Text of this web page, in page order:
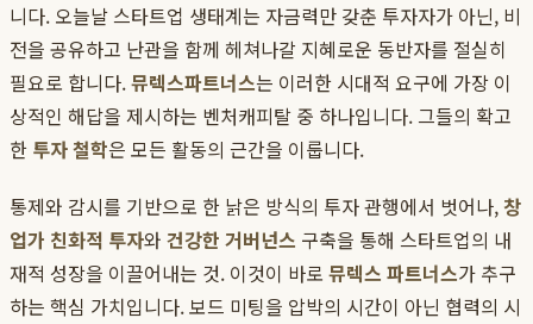
니다. 오늘날 스타트업 생태계는 자금력만 갖춘 투자자가 아닌, 비
전을 공유하고 난관을 함께 헤쳐나갈 지혜로운 동반자를 절실히
필요로 합니다.뮤렉스파트너스는 이러한 시대적 요구에 가장 이
상적인 해답을 제시하는 벤처캐피탈 중 하나입니다. 그들의 확고
한 투자 철학은 모든 활동의 근간을 이룹니다.
통제와 감시를 기반으로 한 낡은 방식의 투자 관행에서 벗어나, 창
업가 친화적 투자와 건강한 거버넌스 구축을 통해 스타트업의 내
재적 성장을 이끌어내는 것. 이것이 바로 뮤렉스 파트너스가 추구
하는 핵심 가치입니다. 보드 미팅을 압박의 시간이 아닌 협력의 시